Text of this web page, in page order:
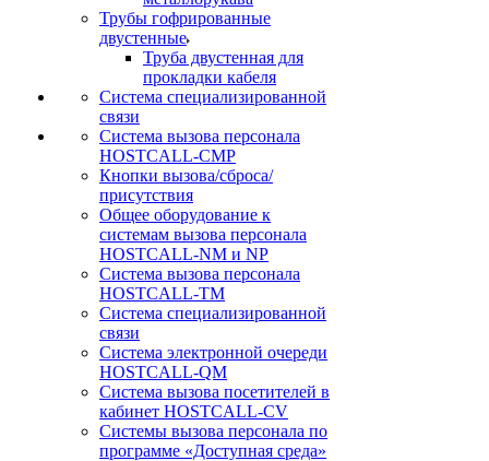
Трубы гофрированные
двустенные
Труба двустенная для
прокладки кабеля
Система специализированной
связи
Cистема вызова персонала
HOSTCALL-CMP
Кнопки вызова/сброса/
присутствия
Общее оборудование к
системам вызова персонала
HOSTCALL-NM и NP
Система вызова персонала
HOSTCALL-TM
Система специализированной
связи
Система электронной очереди
HOSTCALL-QM
Cистема вызова посетителей в
кабинет HOSTCALL-CV
Системы вызова персонала по
программе «Доступная среда»